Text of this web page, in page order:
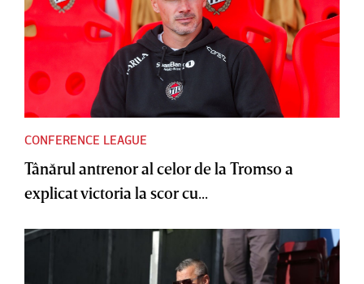
CONFERENCE LEAGUE
Tânărul antrenor al celor de la Tromso a
explicat victoria la scor cu...